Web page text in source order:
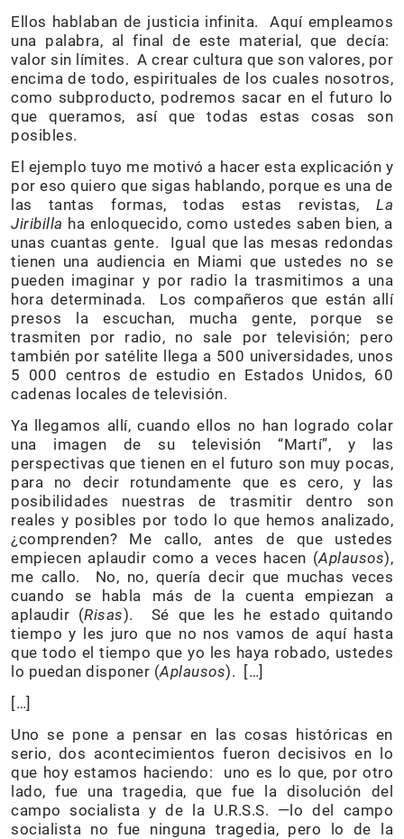
Ellos hablaban de justicia infinita. Aquí empleamos
una palabra, al final de este material, que decía:
valor sin límites. A crear cultura que son valores, por
encima de todo, espirituales de los cuales nosotros,
como subproducto, podremos sacar en el futuro lo
que queramos, así que todas estas cosas son
posibles.
El ejemplo tuyo me motivó a hacer esta explicación y
por eso quiero que sigas hablando, porque es una de
las tantas formas, todas estas revistas, La
Jiribilla ha enloquecido, como ustedes saben bien, a
unas cuantas gente. Igual que las mesas redondas
tienen una audiencia en Miami que ustedes no se
pueden imaginar y por radio la trasmitimos a una
hora determinada. Los compañeros que están allí
presos la escuchan, mucha gente, porque se
trasmiten por radio, no sale por televisión; pero
también por satélite llega a 500 universidades, unos
5 000 centros de estudio en Estados Unidos, 60
cadenas locales de televisión.
Ya llegamos allí, cuando ellos no han logrado colar
una imagen de su televisión “Martí”, y las
perspectivas que tienen en el futuro son muy pocas,
para no decir rotundamente que es cero, y las
posibilidades nuestras de trasmitir dentro son
reales y posibles por todo lo que hemos analizado,
¿comprenden? Me callo, antes de que ustedes
empiecen aplaudir como a veces hacen (Aplausos),
me callo. No, no, quería decir que muchas veces
cuando se habla más de la cuenta empiezan a
aplaudir (Risas). Sé que les he estado quitando
tiempo y les juro que no nos vamos de aquí hasta
que todo el tiempo que yo les haya robado, ustedes
lo puedan disponer (Aplausos). […]
[…]
Uno se pone a pensar en las cosas históricas en
serio, dos acontecimientos fueron decisivos en lo
que hoy estamos haciendo: uno es lo que, por otro
lado, fue una tragedia, que fue la disolución del
campo socialista y de la U.R.S.S. —lo del campo
socialista no fue ninguna tragedia, pero lo de la